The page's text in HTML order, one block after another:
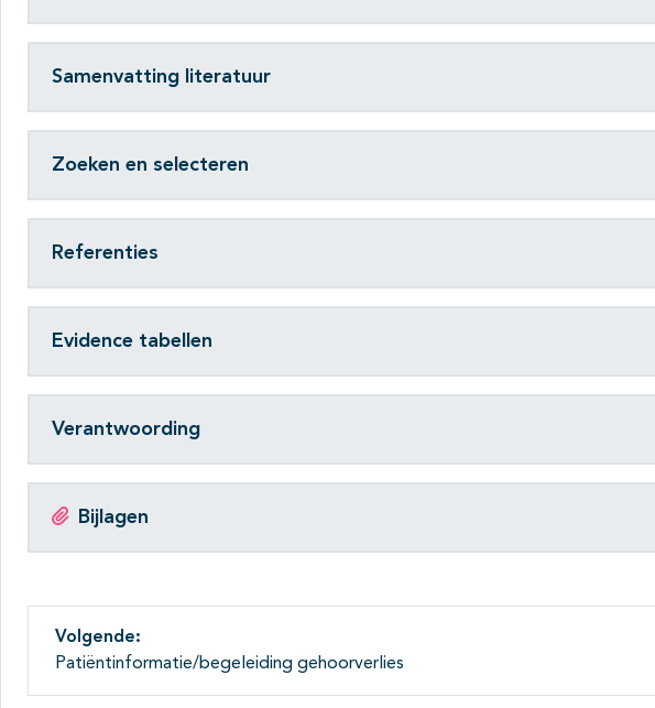
Samenvatting literatuur
Zoeken en selecteren
Referenties
Evidence tabellen
Verantwoording
Bijlagen
Volgende:
Patiëntinformatie/begeleiding gehoorverlies